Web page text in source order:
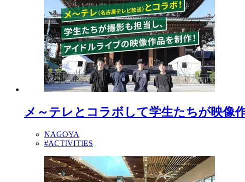
メ～テレとコラボして学生たちが映像
NAGOYA
#ACTIVITIES